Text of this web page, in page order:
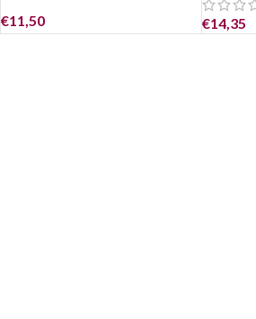
€11,50 €14,35